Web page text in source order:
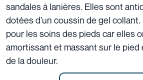
sandales à lanières. Elles sont
dotées d’un coussin de gel
pour les soins des pieds car elles
amortissant et massant sur le pied
de la douleur.